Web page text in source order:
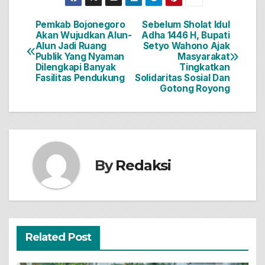
Navigasi
pos
Sebelum Sholat Idul
Adha 1446 H, Bupati
Setyo Wahono Ajak
Masyarakat
Tingkatkan
Solidaritas Sosial Dan
Gotong Royong
Pemkab Bojonegoro
Akan Wujudkan Alun-
Alun Jadi Ruang
Publik Yang Nyaman
Dilengkapi Banyak
Fasilitas Pendukung
ByRedaksi
Related Post